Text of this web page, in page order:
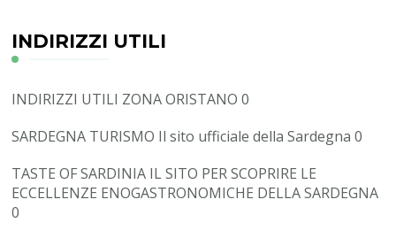
INDIRIZZI UTILI
INDIRIZZI UTILI ZONA ORISTANO 0
SARDEGNA TURISMO Il sito ufficiale della Sardegna 0
TASTE OF SARDINIA IL SITO PER SCOPRIRE LE
ECCELLENZE ENOGASTRONOMICHE DELLA SARDEGNA
0